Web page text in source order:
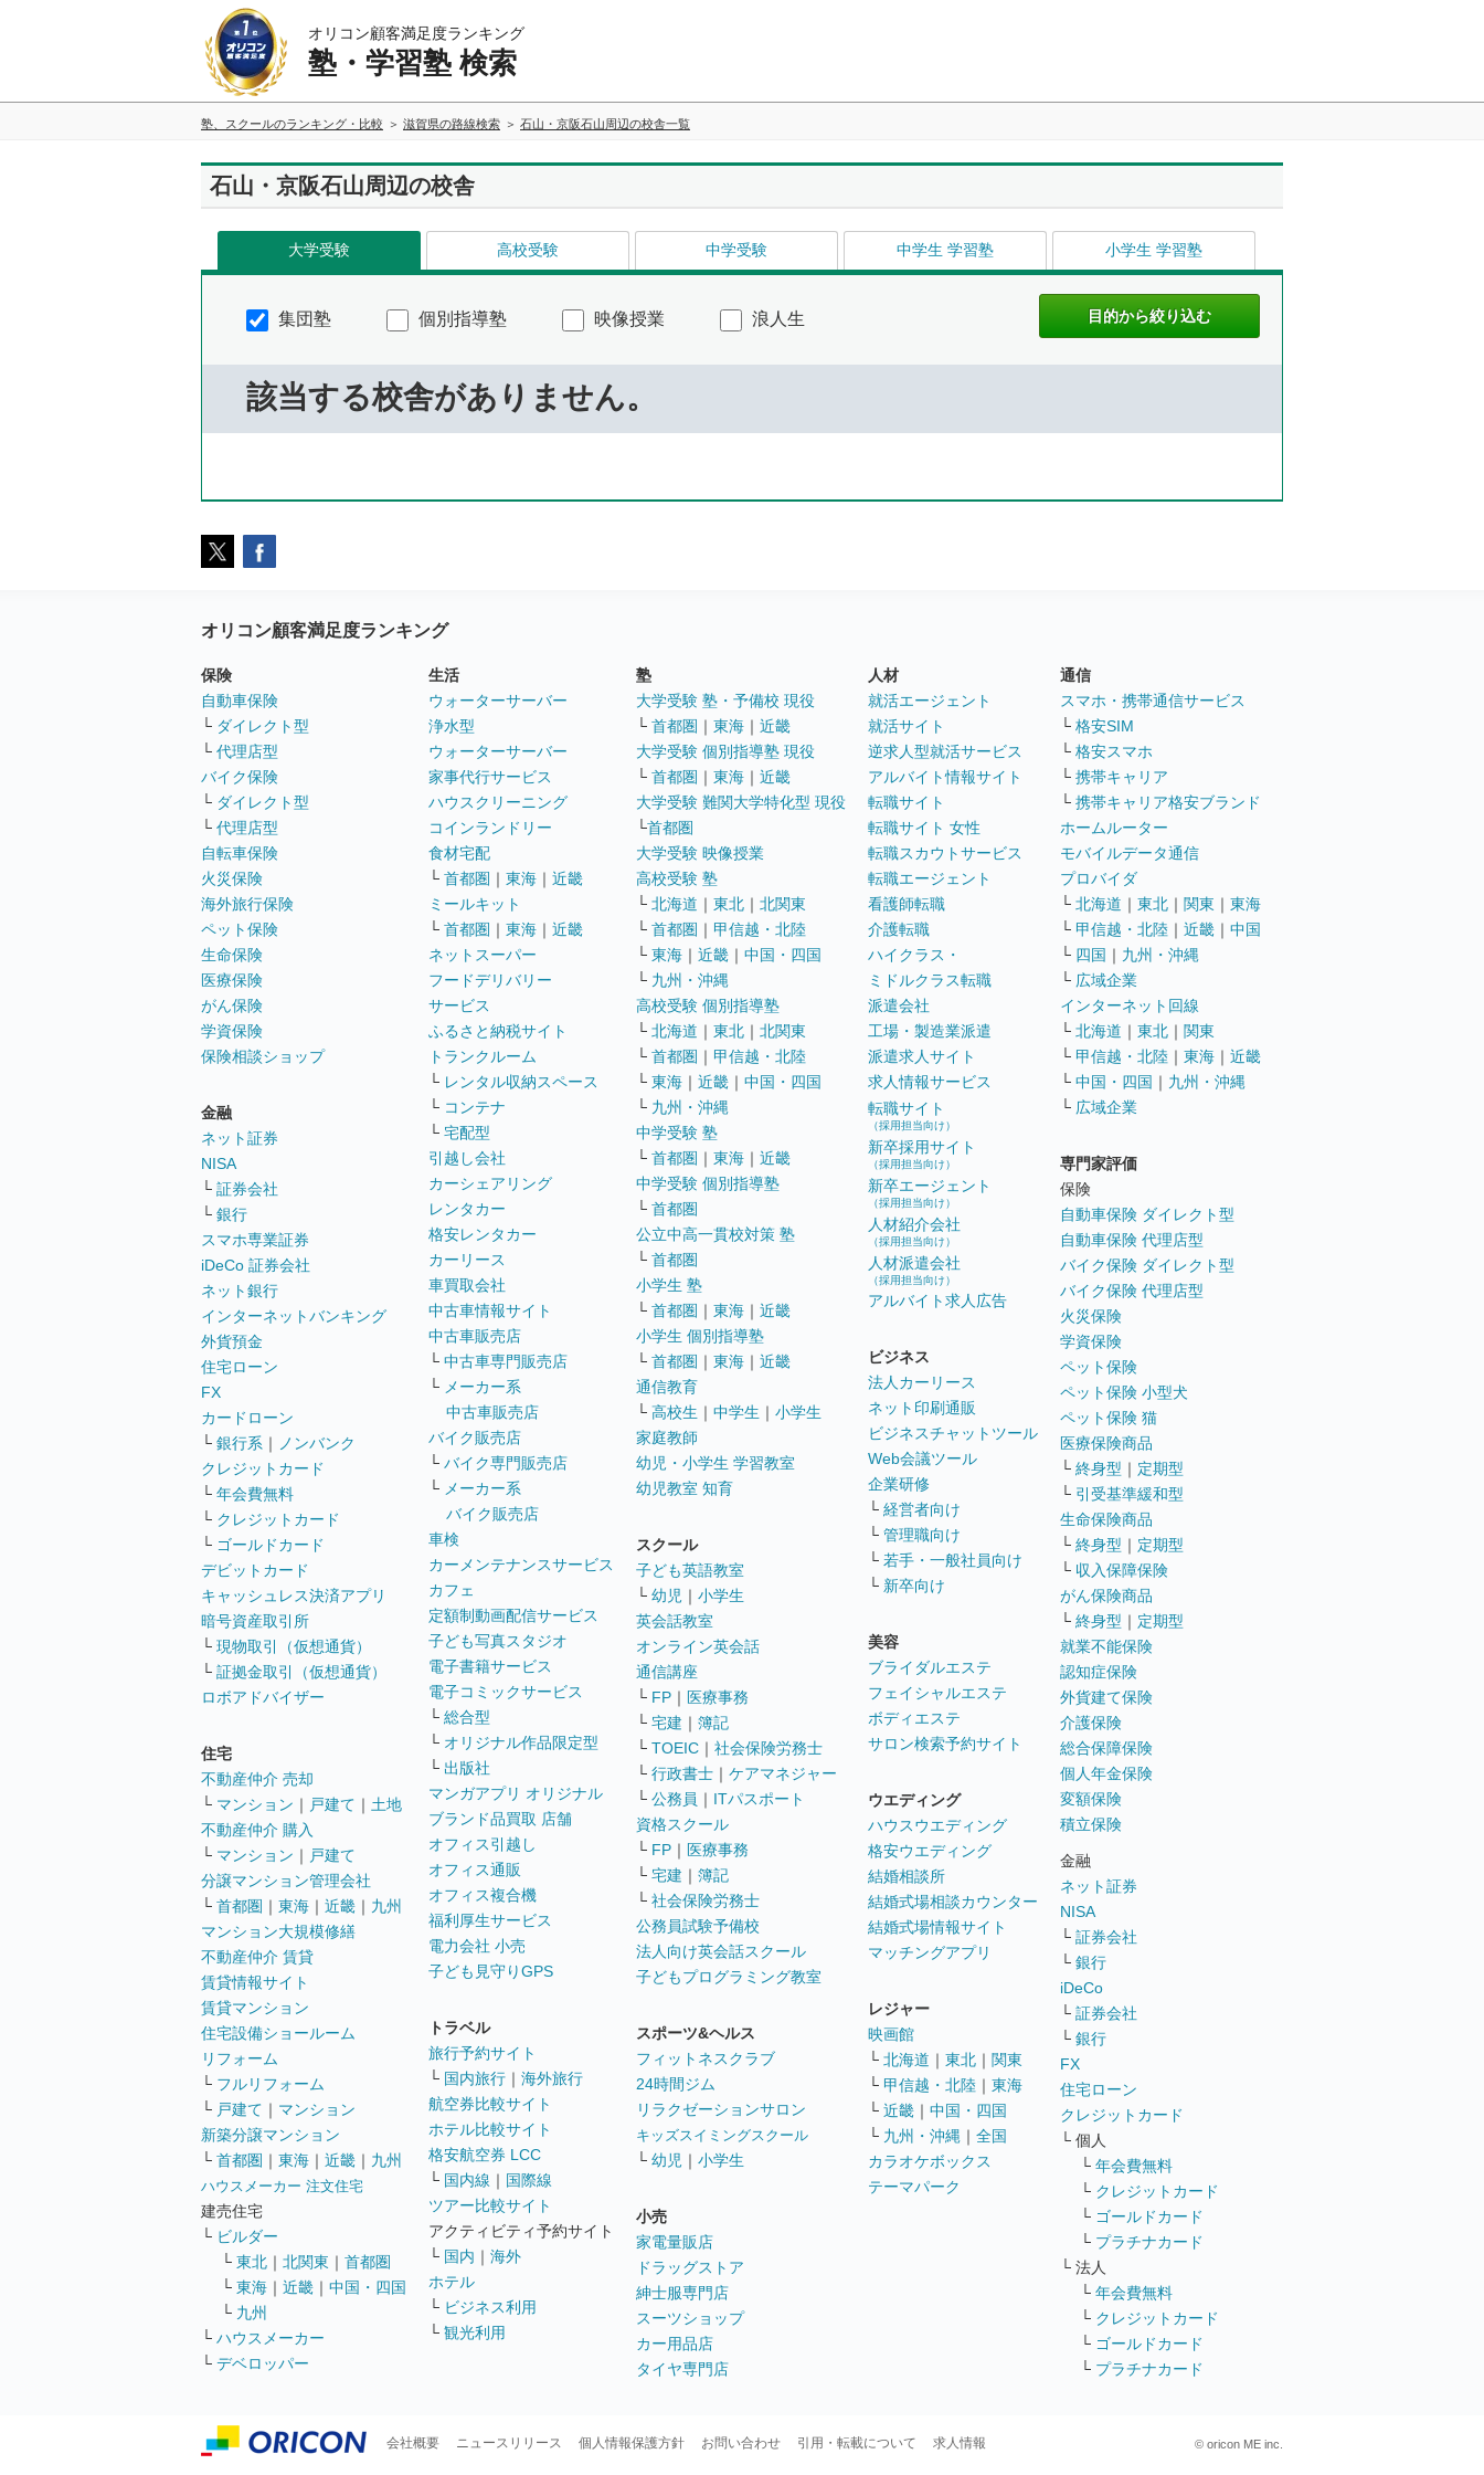
オリコン顧客満足度ランキング
塾・学習塾 検索
塾、スクールのランキング・比較 滋賀県の路線検索 石山・京阪石山周辺の校舎一覧
石山・京阪石山周辺の校舎
大学受験 高校受験 中学受験 中学生 学習塾 小学生 学習塾
集団塾 個別指導塾 映像授業 浪人生
該当する校舎がありません。
オリコン顧客満足度ランキング
保険
自動車保険
└ ダイレクト型
└ 代理店型
バイク保険
└ ダイレクト型
└ 代理店型
自転車保険
火災保険
海外旅行保険
ペット保険
生命保険
医療保険
がん保険
学資保険
保険相談ショップ
金融
ネット証券
NISA
└ 証券会社
└ 銀行
スマホ専業証券
iDeCo 証券会社
ネット銀行
インターネットバンキング
外貨預金
住宅ローン
FX
カードローン
└ 銀行系 ｜
ノンバンク
クレジットカード
└ 年会費無料
└ クレジットカード
└ ゴールドカード
デビットカード
キャッシュレス決済アプリ
暗号資産取引所
└ 現物取引（仮想通貨）
└ 証拠金取引（仮想通貨）
ロボアドバイザー
住宅
不動産仲介 売却
└ マンション ｜ 戸建て ｜ 土地
不動産仲介 購入
└ マンション ｜ 戸建て
分譲マンション管理会社
└ 首都圏 ｜ 東海 ｜ 近畿 ｜ 九州
マンション大規模修繕
不動産仲介 賃貸
賃貸情報サイト
賃貸マンション
住宅設備ショールーム
リフォーム
└ フルリフォーム
└ 戸建て ｜ マンション
新築分譲マンション
└ 首都圏 ｜ 東海 ｜ 近畿 ｜ 九州
ハウスメーカー 注文住宅
建売住宅
└ ビルダー
└ 東北 ｜ 北関東 ｜ 首都圏
└ 東海 ｜ 近畿 ｜ 中国・四国
└ 九州
└ ハウスメーカー
└ デベロッパー
生活
ウォーターサーバー
浄水型
ウォーターサーバー
家事代行サービス
ハウスクリーニング
コインランドリー
食材宅配
└ 首都圏 ｜ 東海 ｜ 近畿
ミールキット
└ 首都圏 ｜ 東海 ｜ 近畿
ネットスーパー
フードデリバリー
サービス
ふるさと納税サイト
トランクルーム
└ レンタル収納スペース
└ コンテナ
└ 宅配型
引越し会社
カーシェアリング
レンタカー
格安レンタカー
カーリース
車買取会社
中古車情報サイト
中古車販売店
└ 中古車専門販売店
└ メーカー系
中古車販売店
バイク販売店
└ バイク専門販売店
└ メーカー系
バイク販売店
車検
カーメンテナンスサービス
カフェ
定額制動画配信サービス
子ども写真スタジオ
電子書籍サービス
電子コミックサービス
└ 総合型
└ オリジナル作品限定型
└ 出版社
マンガアプリ オリジナル
ブランド品買取 店舗
オフィス引越し
オフィス通販
オフィス複合機
福利厚生サービス
電力会社 小売
子ども見守りGPS
トラベル
旅行予約サイト
└ 国内旅行 ｜ 海外旅行
航空券比較サイト
ホテル比較サイト
格安航空券 LCC
└ 国内線 ｜ 国際線
ツアー比較サイト
アクティビティ予約サイト
└ 国内 ｜ 海外
ホテル
└ ビジネス利用
└ 観光利用
塾
大学受験 塾・予備校 現役
└ 首都圏 ｜ 東海 ｜ 近畿
大学受験 個別指導塾 現役
└ 首都圏 ｜ 東海 ｜ 近畿
大学受験 難関大学特化型 現役
└首都圏
大学受験 映像授業
高校受験 塾
└ 北海道 ｜ 東北 ｜ 北関東
└ 首都圏 ｜ 甲信越・北陸
└ 東海 ｜ 近畿 ｜ 中国・四国
└ 九州・沖縄
高校受験 個別指導塾
└ 北海道 ｜ 東北 ｜ 北関東
└ 首都圏 ｜ 甲信越・北陸
└ 東海 ｜ 近畿 ｜ 中国・四国
└ 九州・沖縄
中学受験 塾
└ 首都圏 ｜ 東海 ｜ 近畿
中学受験 個別指導塾
└ 首都圏
公立中高一貫校対策 塾
└ 首都圏
小学生 塾
└ 首都圏 ｜ 東海 ｜ 近畿
小学生 個別指導塾
└ 首都圏 ｜ 東海 ｜ 近畿
通信教育
└ 高校生 ｜ 中学生 ｜ 小学生
家庭教師
幼児・小学生 学習教室
幼児教室 知育
スクール
子ども英語教室
└ 幼児 ｜ 小学生
英会話教室
オンライン英会話
通信講座
└ FP ｜ 医療事務
└ 宅建 ｜ 簿記
└ TOEIC ｜ 社会保険労務士
└ 行政書士 ｜ ケアマネジャー
└ 公務員 ｜ ITパスポート
資格スクール
└ FP ｜ 医療事務
└ 宅建 ｜ 簿記
└ 社会保険労務士
公務員試験予備校
法人向け英会話スクール
子どもプログラミング教室
スポーツ&ヘルス
フィットネスクラブ
24時間ジム
リラクゼーションサロン
キッズスイミングスクール
└ 幼児 ｜ 小学生
小売
家電量販店
ドラッグストア
紳士服専門店
スーツショップ
カー用品店
タイヤ専門店
人材
就活エージェント
就活サイト
逆求人型就活サービス
アルバイト情報サイト
転職サイト
転職サイト 女性
転職スカウトサービス
転職エージェント
看護師転職
介護転職
ハイクラス・
ミドルクラス転職
派遣会社
工場・製造業派遣
派遣求人サイト
求人情報サービス
転職サイト
（採用担当向け）
新卒採用サイト
（採用担当向け）
新卒エージェント
（採用担当向け）
人材紹介会社
（採用担当向け）
人材派遣会社
（採用担当向け）
アルバイト求人広告
ビジネス
法人カーリース
ネット印刷通販
ビジネスチャットツール
Web会議ツール
企業研修
└ 経営者向け
└ 管理職向け
└ 若手・一般社員向け
└ 新卒向け
美容
ブライダルエステ
フェイシャルエステ
ボディエステ
サロン検索予約サイト
ウエディング
ハウスウエディング
格安ウエディング
結婚相談所
結婚式場相談カウンター
結婚式場情報サイト
マッチングアプリ
レジャー
映画館
└ 北海道 ｜ 東北 ｜ 関東
└ 甲信越・北陸 ｜ 東海
└ 近畿 ｜ 中国・四国
└ 九州・沖縄 ｜ 全国
カラオケボックス
テーマパーク
通信
スマホ・携帯通信サービス
└ 格安SIM
└ 格安スマホ
└ 携帯キャリア
└ 携帯キャリア格安ブランド
ホームルーター
モバイルデータ通信
プロバイダ
└ 北海道 ｜ 東北 ｜ 関東 ｜ 東海
└ 甲信越・北陸 ｜ 近畿 ｜ 中国
└ 四国 ｜ 九州・沖縄
└ 広域企業
インターネット回線
└ 北海道 ｜ 東北 ｜ 関東
└ 甲信越・北陸 ｜ 東海 ｜ 近畿
└ 中国・四国 ｜ 九州・沖縄
└ 広域企業
専門家評価
保険
自動車保険 ダイレクト型
自動車保険 代理店型
バイク保険 ダイレクト型
バイク保険 代理店型
火災保険
学資保険
ペット保険
ペット保険 小型犬
ペット保険 猫
医療保険商品
└ 終身型 ｜ 定期型
└ 引受基準緩和型
生命保険商品
└ 終身型 ｜ 定期型
└ 収入保障保険
がん保険商品
└ 終身型 ｜ 定期型
就業不能保険
認知症保険
外貨建て保険
介護保険
総合保障保険
個人年金保険
変額保険
積立保険
金融
ネット証券
NISA
└ 証券会社
└ 銀行
iDeCo
└ 証券会社
└ 銀行
FX
住宅ローン
クレジットカード
└ 個人
└ 年会費無料
└ クレジットカード
└ ゴールドカード
└ プラチナカード
└ 法人
└ 年会費無料
└ クレジットカード
└ ゴールドカード
└ プラチナカード
会社概要 ニュースリリース 個人情報保護方針 お問い合わせ 引用・転載について 求人情報 © oricon ME inc.